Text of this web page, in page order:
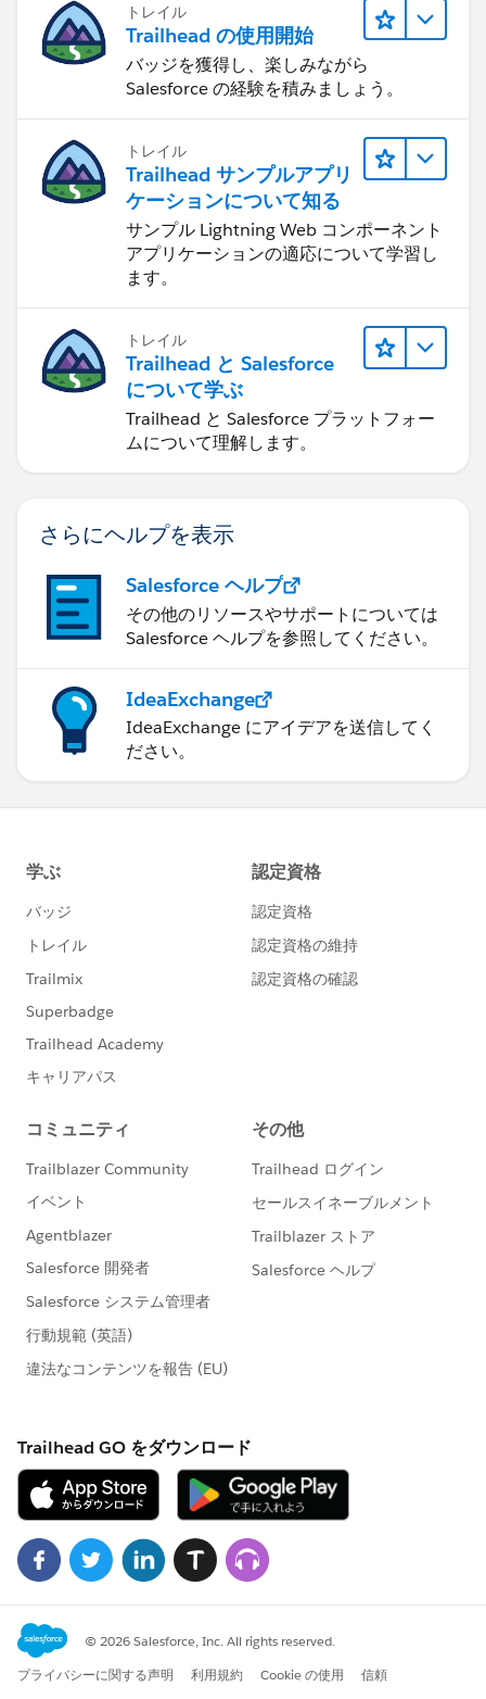
}));}
})
トレイル
Trailhead の使用開始
バッジを獲得し、楽しみながら
Salesforce の経験を積みましょう。
トレイル
Trailhead サンプルアプリ
ケーションについて知る
サンプル Lightning Web コンポーネント
アプリケーションの適応について学習し
ます。
トレイル
Trailhead と Salesforce
について学ぶ
Trailhead と Salesforce プラットフォー
ムについて理解します。
さらにヘルプを表示
Salesforce ヘルプ
その他のリソースやサポートについては
Salesforce ヘルプを参照してください。
IdeaExchange
IdeaExchange にアイデアを送信してく
ださい。